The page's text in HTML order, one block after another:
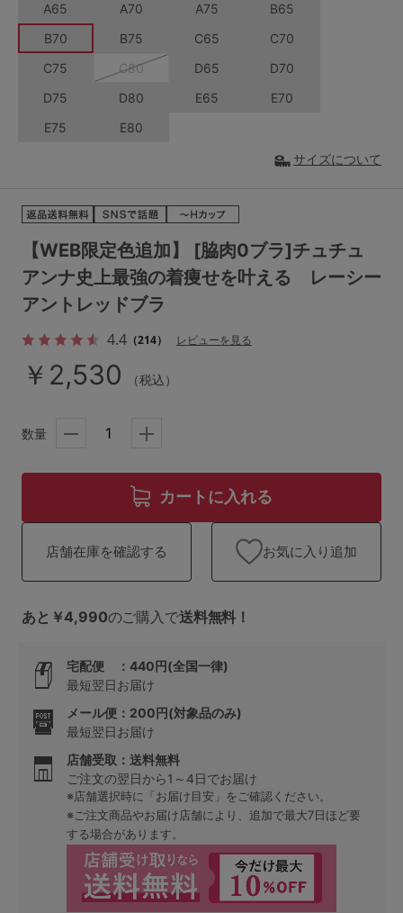
M-AB M-EF
L-AB L-CD L-EF
サイズの表示を閉じる
セールアイテム
その他から探す
ランキング
高評価レビューアイテム
WEB限定アイテム
特集ページ
【WEB限定色追加】 [脇肉0ブラ]チュチュ
アンナ史上最強の着痩せを叶える レーシー
アントレッドブラ
4.4（214） レビューを見る
￥2,530 （税込）
A65 A70 A75
B65
B70
B75 C65
C70
C75
C80 D65
D70
D75
D80 E65
E70
E75
E80
サイズについて
数量
カートに入れる
店舗在庫を確認する お気に入り追加
あと￥4,990のご購入で送料無料！
宅配便 ：440円(全国一律)
最短翌日お届け
メール便：200円(対象品のみ)
最短翌日お届け
店舗受取：送料無料
ご注文の翌日から1～4日でお届け
※店舗選択時に「お届け目安」をご確認ください。
※ご注文商品やお届け店舗により、追加で最大7日ほど要
する場合があります。